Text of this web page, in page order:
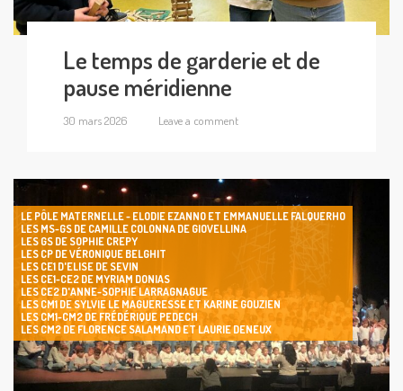
Le temps de garderie et de
pause méridienne
30 mars 2026 Leave a comment
LE PÔLE MATERNELLE - ELODIE EZANNO ET EMMANUELLE FALQUERHO
LES MS-GS DE CAMILLE COLONNA DE GIOVELLINA
LES GS DE SOPHIE CREPY
LES CP DE VÉRONIQUE BELGHIT
LES CE1 D'ELISE DE SEVIN
LES CE1-CE2 DE MYRIAM DONIAS
LES CE2 D'ANNE-SOPHIE LARRAGNAGUE
LES CM1 DE SYLVIE LE MAGUERESSE ET KARINE GOUZIEN
LES CM1-CM2 DE FRÉDÉRIQUE PEDECH
LES CM2 DE FLORENCE SALAMAND ET LAURIE DENEUX